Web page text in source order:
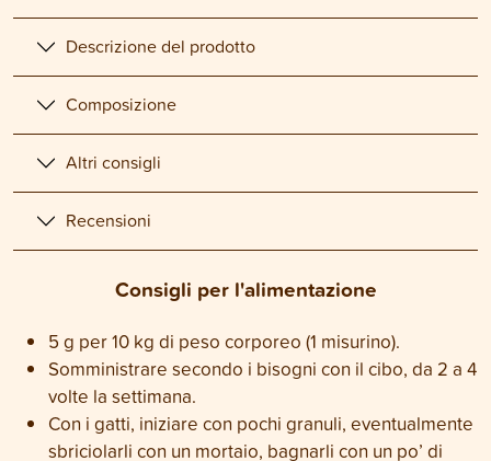
Descrizione del prodotto
Composizione
Altri consigli
Recensioni
Consigli per l'alimentazione
5 g per 10 kg di peso corporeo (1 misurino).
Somministrare secondo i bisogni con il cibo, da 2 a 4
volte la settimana.
Con i gatti, iniziare con pochi granuli, eventualmente
sbriciolarli con un mortaio, bagnarli con un po’ di